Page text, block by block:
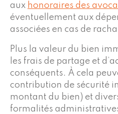
aux honoraires des
éventuellement aux
associées en cas de
Plus la valeur du bien
les frais de partage et
conséquents. À cela
contribution de sécurité
montant du bien) et
formalités